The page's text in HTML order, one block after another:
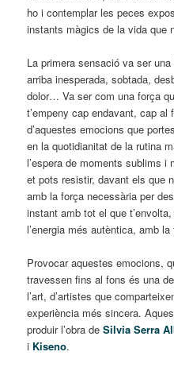
ho i contemplar les peces
instants màgics de la vida que
La primera sensació va ser
arriba inesperada, sobtada,
dolor… Va ser com una força
t’empeny cap endavant, cap
d’aquestes emocions que
en la quotidianitat de la rutina
l’espera de moments sublims
et pots resistir, davant els que
amb la força necessària per
instant amb tot el que
l’energia més autèntica, amb
Provocar aquestes emocions,
travessen fins al fons és una
l’art, d’artistes que
experiència més sincera.
produir l’obra deSilvia Serra
i Kiseno.